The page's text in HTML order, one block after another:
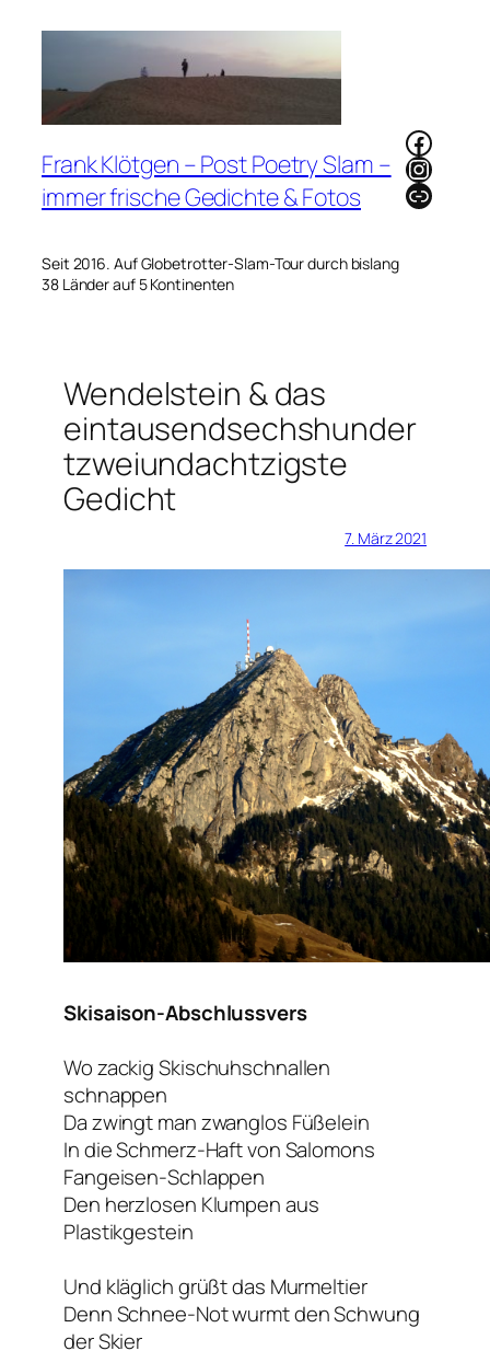
Frank Klötgen – Post Poetry Slam –
immer frische Gedichte & Fotos
Seit 2016. Auf Globetrotter-Slam-Tour durch bislang
38 Länder auf 5 Kontinenten
Link
Wendelstein & das
eintausendsechshunder
tzweiundachtzigste
Gedicht
7. März 2021
Skisaison-Abschlussvers
Wo zackig Skischuhschnallen
schnappen
Da zwingt man zwanglos Füßelein
In die Schmerz-Haft von Salomons
Fangeisen-Schlappen
Den herzlosen Klumpen aus
Plastikgestein
Und kläglich grüßt das Murmeltier
Denn Schnee-Not wurmt den Schwung
der Skier